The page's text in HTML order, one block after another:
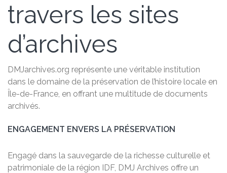
travers les sites
d’archives
DMJarchives.org représente une véritable institution
dans le domaine de la préservation de l’histoire locale en
Île-de-France, en offrant une multitude de documents
archivés.
ENGAGEMENT ENVERS LA PRÉSERVATION
Engagé dans la sauvegarde de la richesse culturelle et
patrimoniale de la région IDF, DMJ Archives offre un